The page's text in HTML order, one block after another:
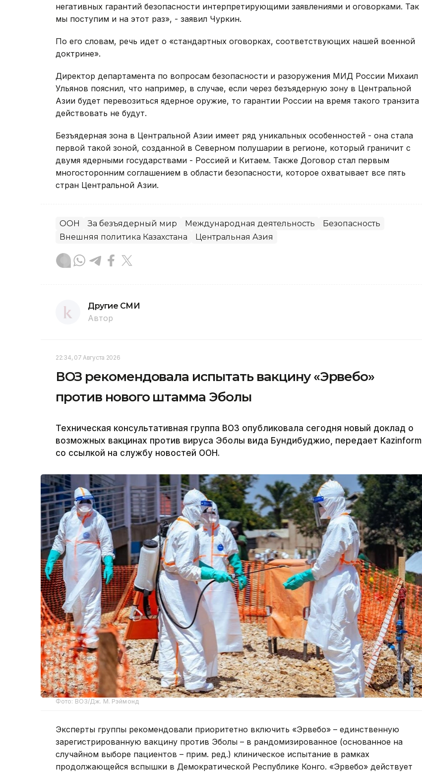
негативных гарантий безопасности интерпретирующими заявлениями и оговорками. Так
мы поступим и на этот раз», - заявил Чуркин.
По его словам, речь идет о «стандартных оговорках, соответствующих нашей военной
доктрине».
Директор департамента по вопросам безопасности и разоружения МИД России Михаил
Ульянов пояснил, что например, в случае, если через безъядерную зону в Центральной
Азии будет перевозиться ядерное оружие, то гарантии России на время такого транзита
действовать не будут.
Безъядерная зона в Центральной Азии имеет ряд уникальных особенностей - она стала
первой такой зоной, созданной в Северном полушарии в регионе, который граничит с
двумя ядерными государствами - Россией и Китаем. Также Договор стал первым
многосторонним соглашением в области безопасности, которое охватывает все пять
стран Центральной Азии.
ООН За безъядерный мир Международная деятельность
Безопасность
Внешняя политика Казахстана
Центральная Азия
Другие СМИ
Автор
22:34, 07 Августа 2026
ВОЗ рекомендовала испытать вакцину «Эрвебо»
против нового штамма Эболы
Техническая консультативная группа ВОЗ опубликовала сегодня новый доклад о
возможных вакцинах против вируса Эболы вида Бундибуджио, передает Kazinform
со ссылкой на службу новостей ООН.
Фото: ВОЗ/Дж. М. Рэймонд
Эксперты группы рекомендовали приоритетно включить «Эрвебо» – единственную
зарегистрированную вакцину против Эболы – в рандомизированное (основанное на
случайном выборе пациентов – прим. ред.) клиническое испытание в рамках
продолжающейся вспышки в Демократической Республике Конго. «Эрвебо» действует